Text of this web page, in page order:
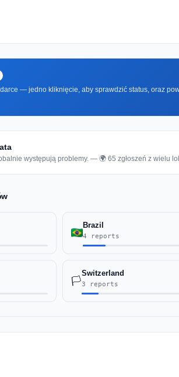
— jedno kliknięcie, aby sprawdzić status, oraz
występują problemy. — 🌍 65 zgłoszeń z wielu
Brazil
4 reports
🏳️
Switzerland
3 reports